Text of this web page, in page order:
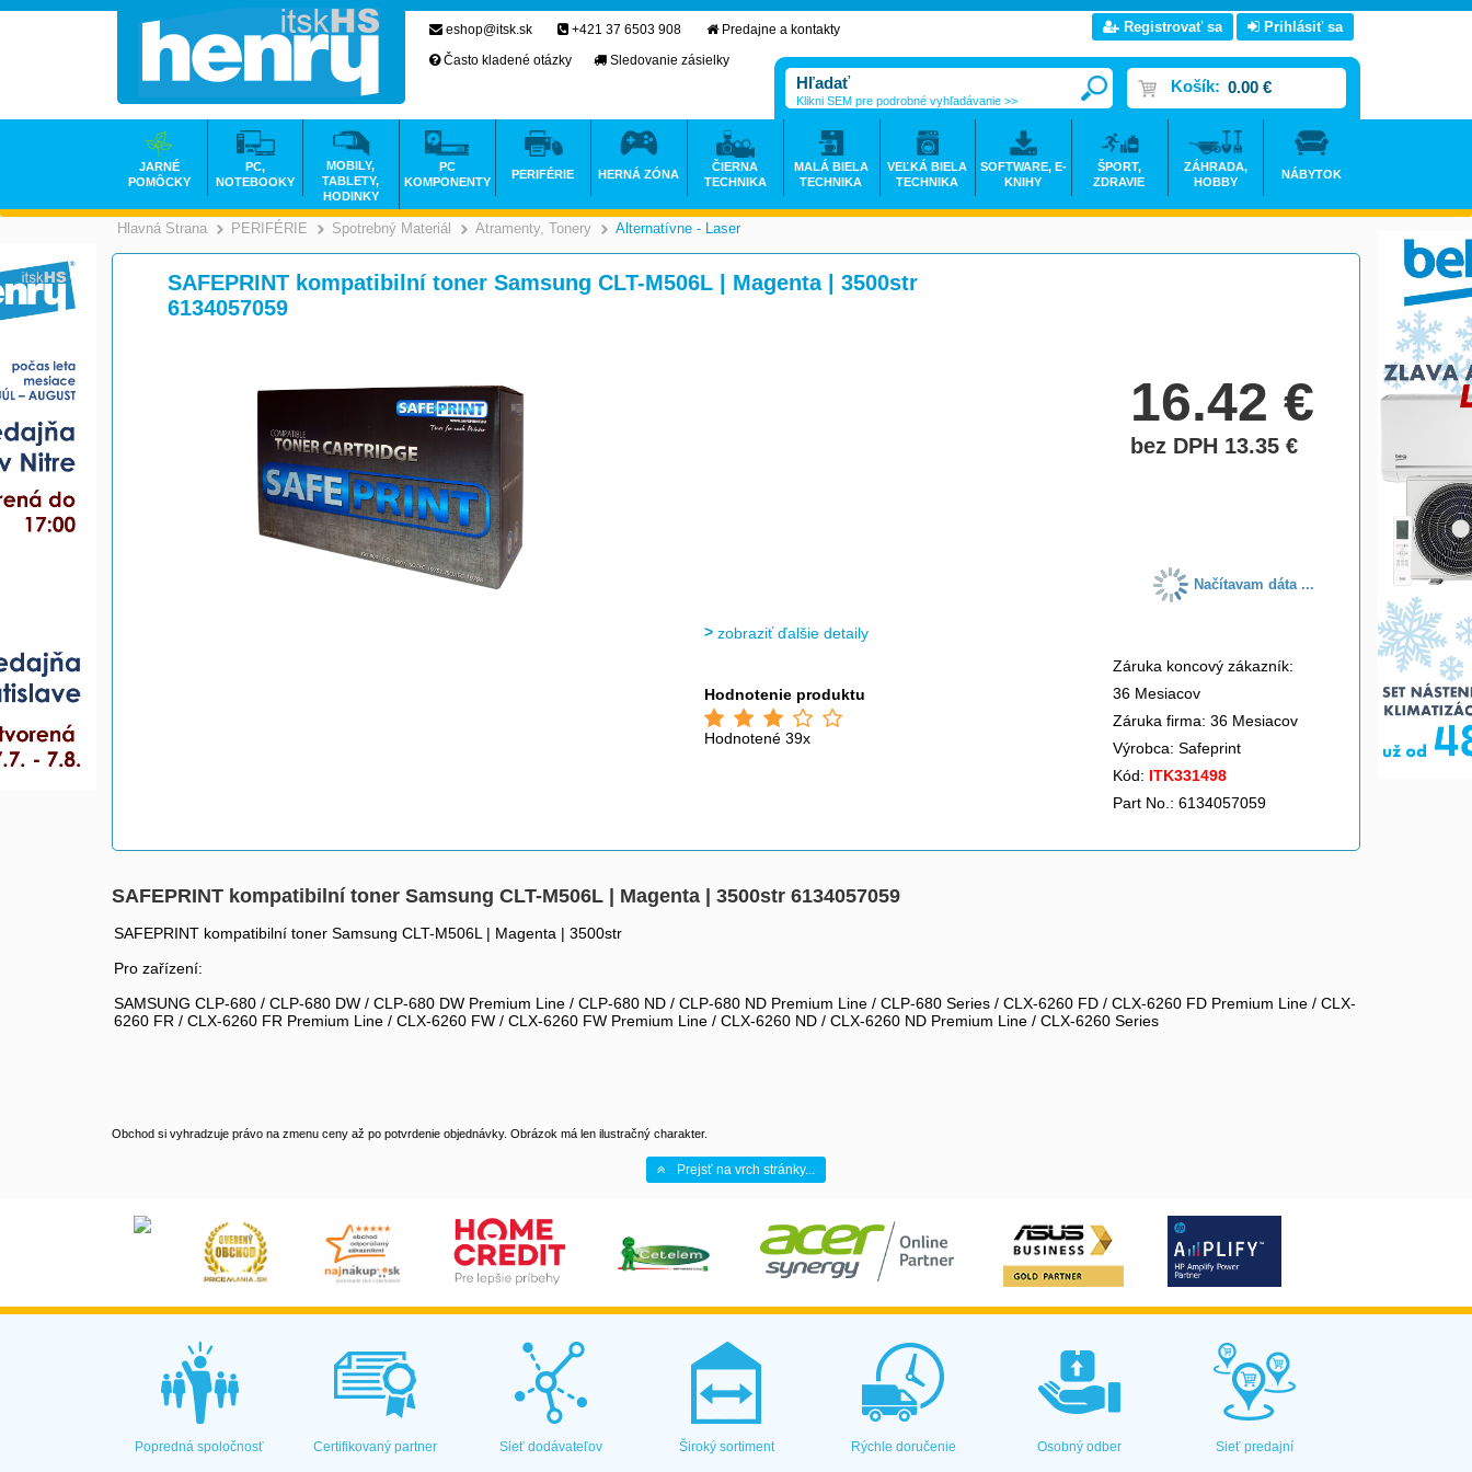
Hlavná Strana >
PERIFÉRIE >
Spotrebný Materiál >
Atramenty, Tonery >
Alternatívne - Laser
SAFEPRINT kompatibilní toner Samsung CLT-M506L | Magenta | 3500str
6134057059
16.42€
bez DPH 13.35€
Načítavam dáta ...
zobraziť ďalšie detaily
Hodnotenie produktu
Hodnotené 39x
Záruka koncový zákazník:
36 Mesiacov
Záruka firma: 36 Mesiacov
Výrobca: Safeprint
Kód: ITK331498
Part No.: 6134057059
SAFEPRINT kompatibilní toner Samsung CLT-M506L | Magenta | 3500str 6134057059
SAFEPRINT kompatibilní toner Samsung CLT-M506L | Magenta | 3500str
Pro zařízení:
SAMSUNG CLP-680 / CLP-680 DW / CLP-680 DW Premium Line / CLP-680 ND / CLP-680 ND Premium Line / CLP-680 Series / CLX-6260 FD / CLX-6260 FD Premium Line / CLX-
6260 FR / CLX-6260 FR Premium Line / CLX-6260 FW / CLX-6260 FW Premium Line / CLX-6260 ND / CLX-6260 ND Premium Line / CLX-6260 Series
Obchod si vyhradzuje právo na zmenu ceny až po potvrdenie objednávky. Obrázok má len ilustračný charakter.
Prejsť na vrch stránky...
eshop@itsk.sk +421 37 6503 908
Predajne a kontakty
Často kladené otázky
Sledovanie zásielky
Registrovať sa Prihlásiť sa
Košík: 0.00 €
Klikni SEM pre podrobné vyhľadávanie >>
JARNÉ
POMÔCKY
PC,
NOTEBOOKY
MOBILY,
TABLETY,
HODINKY
PC
KOMPONENTY
PERIFÉRIE HERNÁ ZÓNA
ČIERNA
TECHNIKA
MALÁ BIELA
TECHNIKA
VEĽKÁ BIELA
TECHNIKA
SOFTWARE, E-
KNIHY
ŠPORT,
ZDRAVIE
ZÁHRADA,
HOBBY
NÁBYTOK
Popredná spoločnosť Certifikovaný partner Sieť dodávateľov Široký sortiment Rýchle doručenie Osobný odber Sieť predajní